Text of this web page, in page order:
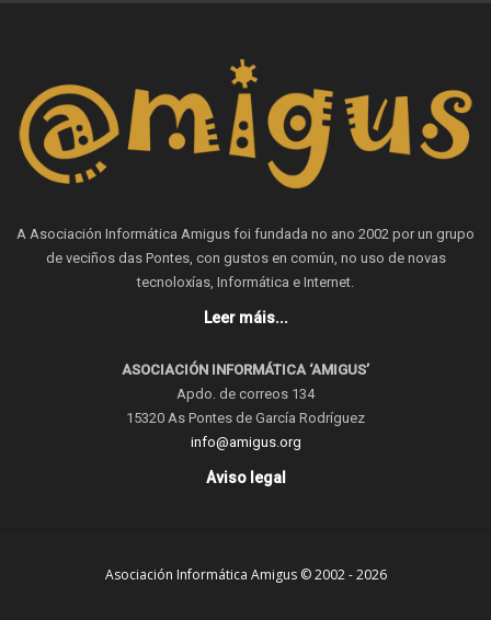
A Asociación Informática Amigus foi fundada no ano 2002 por un grupo
de veciños das Pontes, con gustos en común, no uso de novas
tecnoloxías, Informática e Internet.
Leer máis...
ASOCIACIÓN INFORMÁTICA ‘AMIGUS’
Apdo. de correos 134
15320 As Pontes de García Rodríguez
info@amigus.org
Aviso legal
Asociación Informática Amigus © 2002 - 2026